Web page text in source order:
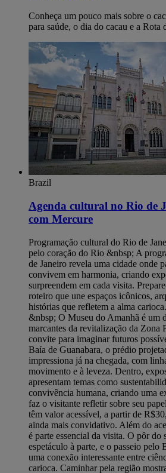
Conheça um pouco mais sobre o
para saúde, o dia do cacau e a Rota
Brazil
Agenda cultural no Rio de
com Mercure
Programação cultural do Rio de Janeiro: um roteiro cultural pelo coração do Rio &nbsp; A programação cultural do Rio de Janeiro revela uma cidade onde passado, presente e futuro convivem em harmonia, criando experiências que surpreendem em cada visita. Prepare-se para explorar um roteiro que une espaços icônicos, arquitetura deslumbrante e histórias que refletem a alma carioca. Museu do Amanhã &nbsp; O Museu do Amanhã é um dos símbolos mais marcantes da revitalização da Zona Portuária do Rio e um convite para imaginar futuros possíveis. Instalado à beira da Baía de Guanabara, o prédio projetado por Santiago Calatrava impressiona já na chegada, com linhas que remetem ao movimento e à leveza. Dentro, exposições interativas apresentam temas como sustentabilidade, tecnologia e convivência humana, criando uma experiência sensorial que faz o visitante refletir sobre seu papel no mundo. Os ingressos têm valor acessível, a partir de R$30, o que torna o passeio ainda mais convidativo. Além do acervo, o entorno do museu é parte essencial da visita. O pôr do sol visto dali é um espetáculo à parte, e o passeio pelo Boulevard Olímpico cria uma conexão interessante entre ciência, arte e cotidiano carioca. Caminhar pela região mostra como o Rio integrou modernidade e história na mesma paisagem, transformando o museu em um ponto de encontro entre culturas, ideias e olhares sobre o futuro. &nbsp; MAR – Museu de Arte do Rio &nbsp; O MAR – Museu de Arte do Rio é um dos espaços mais inspiradores da cidade, unindo dois prédios de arquiteturas distintas para criar um diálogo entre história e contemporaneidade. Suas exposições percorrem temas sociais, estéticos e culturais que ajudam a entender o Rio em todas as suas camadas. Ao visitar o museu, o visitante tem a sensação de circular por diferentes versões da cidade, cada uma revelada por obras, registros e narrativas que ampliam o olhar sobre a programação cultural do Rio de Janeiro. Do terraço, a vista para a Praça Mauá e para a Baía de Guanabara torna a experiência ainda mais especial, criando um contraste fascinante entre o horizonte, o porto revitalizado e o movimento urbano. Além do acervo, o MAR promove encontros, cursos e atividades educativas que aproximam arte e público de forma leve e acessível, reforçando sua importância no circuito cultural carioca. &nbsp; Theatro Municipal &nbsp; O Theatro Municipal é uma das joias arquitetônicas do Rio e um dos espaços mais emblemáticos para quem deseja conhecer o lado mais sofisticado da cultura carioca. Inspirado nas grandes casas de ópera europeias, o edifício impressiona já na fachada, com colunas imponentes, vitrais e esculturas que revelam a grandiosidade do início do século XX. Por dentro, o deslumbramento continua: salões ornamentados, pinturas no teto e detalhes dourados criam um cenário que transforma qualquer visita em uma imersão histórica. Além da beleza, o Theatro Municipal mantém uma programação que valoriza a música, a dança e as artes cênicas, com apresentações que vão de óperas clássicas a espetáculos contemporâneos. Para quem deseja conhecer o teatro com mais profundidade, vale participar das visitas guiadas, que revelam curiosidades sobre sua construção e mostram espaços que o público comum não costuma ver. É um passeio que combina arte, história e a verdadeira elegância da cena cultural do Rio. &nbsp; Real Gabinete Português de Leitura &nbsp; O Real Gabinete Português de Leitura é um dos espaços mais impressionantes do centro do Rio e um verdadeiro tesouro arquitetônico. A fachada em estilo neomanuelino já chama a atenção, mas é ao entrar que a experiência se torna realmente inesquecível. As estantes que alcançam o teto, o vitral central que ilumina o salão e os milhares de livros raros criam um ambiente quase cinematográfico. É o tipo de lugar que transforma uma simples visita em um mergulho na história lusitana preservada em pleno coração carioca. Além de sua beleza singular, o Real Gabinete funciona como um importante ponto de encontro para pesquisadores, estudantes e amantes da literatura. Sua atmosfera tranquila e carregada de simbolismo dialoga com a&nbsp;agenda cultural do Rio de Janeiro, atraindo visitantes que desejam conhecer não só a arquitetura, mas também a relevância cultural do acervo. O espaço reforça como o Rio abraça diferentes heranças e as integra ao seu cenário cultural, oferecendo sempre um novo ângulo para quem busca experiências autênticas na cidade. &nbsp; O que descobrir além do óbvio e&nbsp;que ninguém te fala &nbsp; A programação cultural do Rio de Janeiro guarda segredos que passam despercebidos por muitos visitantes, mas que revelam um lado ainda mais encantador da cidade. Prepare-se para conhecer experiências que fogem do roteiro tradicional e mostram um Rio íntimo, alegre e cheio de surpresas, onde cada encontro e cada paisagem contam uma história diferente. &nbsp; Baile Charme em Madureira &nbsp; O Baile Charme de Madureira é um daqueles eventos que traduzem a alma carioca com autenticidade. Criado por moradores da região, ele se tornou um dos mais antigos e respeitados do Rio, reunindo gerações em torno de passos sincronizados, clássicos do soul e muito carisma. A energia do lugar contagia desde os primeiros minutos e faz qualquer visitante entender por que o charme é tão importante para a identidade cultural do bairro. Realizado principalmente no viaduto de Madureira, o baile transforma o espaço público em pista de dança e celebra a força das comunidades suburbanas. Ali, música, movimento e convivência se misturam em um clima acolhedor, mostrando um Rio que vibra muito além dos cartões-postais. &nbsp; Mureta da Urca &nbsp; A Mureta da Urca é um daqueles lugares que fazem o tempo desacelerar. À beira da Baía de Guanabara, com o Pão de Açúcar emoldurando a paisagem, o cenário reúne cores suaves do entardecer, barcos passando lentamente e um clima descontraído que transforma qualquer final de tarde em um ritual carioca. É ali, sentados na mureta com um petisco simples ou uma bebida gelada, que muitos